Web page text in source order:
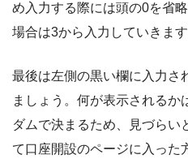
め入力する際には頭の0を省
場合は3から入力していきます
最後は左側の黒い欄に入力さ
ましょう。何が表示されるか
ダムで決まるため、見づらい
て口座開設のページに入った